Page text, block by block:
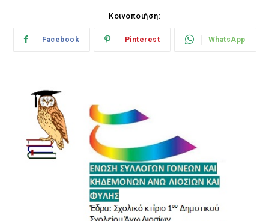
Κοινοποιήση:
Facebook Pinterest WhatsApp